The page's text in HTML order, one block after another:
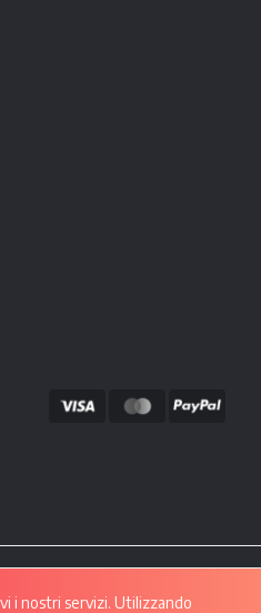
i nostri servizi. Utilizzando